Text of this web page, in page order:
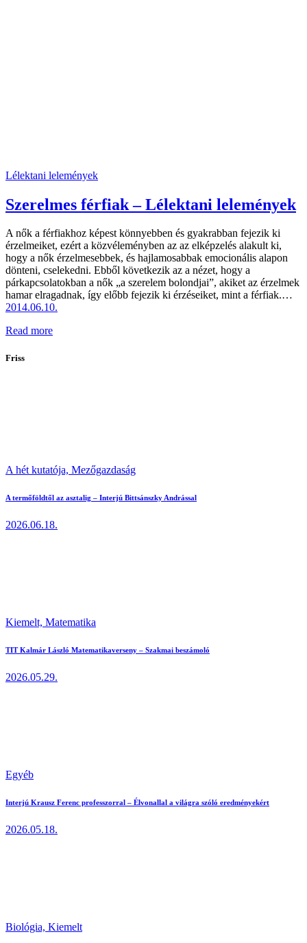
Lélektani lelemények
Szerelmes férfiak – Lélektani lelemények
A nők a férfiakhoz képest könnyebben és gyakrabban fejezik ki
érzelmeiket, ezért a közvéleményben az az elképzelés alakult ki,
hogy a nők érzelmesebbek, és hajlamosabbak emocionális alapon
dönteni, cselekedni. Ebből következik az a nézet, hogy a
párkapcsolatokban a nők „a szerelem bolondjai”, akiket az érzelmek
hamar elragadnak, így előbb fejezik ki érzéseiket, mint a férfiak.…
2014.06.10.
Read more
Friss
A hét kutatója, Mezőgazdaság
A termőföldtől az asztalig – Interjú Bittsánszky Andrással
2026.06.18.
Kiemelt, Matematika
TIT Kalmár László Matematikaverseny – Szakmai beszámoló
2026.05.29.
Egyéb
Interjú Krausz Ferenc professzorral – Élvonallal a világra szóló eredményekért
2026.05.18.
Biológia, Kiemelt